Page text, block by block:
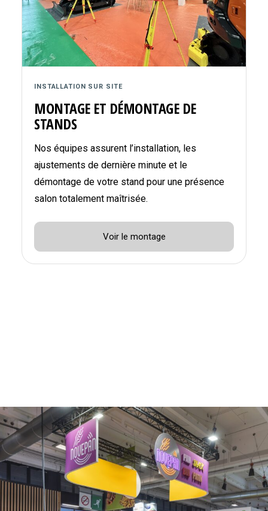
INSTALLATION SUR SITE
MONTAGE ET DÉMONTAGE DE
STANDS
Nos équipes assurent l’installation, les
ajustements de dernière minute et le
démontage de votre stand pour une présence
salon totalement maîtrisée.
Voir le montage